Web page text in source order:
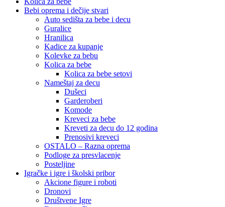
Bebi oprema i dečije stvari
Auto sedišta za bebe i decu
Guralice
Hranilica
Kadice za kupanje
Kolevke za bebu
Kolica za bebe
Kolica za bebe setovi
Nameštaj za decu
Dušeci
Garderoberi
Komode
Kreveci za bebe
Kreveti za decu do 12 godina
Prenosivi kreveci
OSTALO – Razna oprema
Podloge za presvlacenje
Posteljine
Igračke i igre i školski pribor
Akcione figure i roboti
Dronovi
Društvene Igre